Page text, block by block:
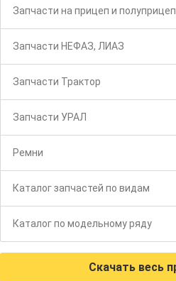
Запчасти на прицеп и полуприцеп
Запчасти НЕФАЗ, ЛИАЗ
Запчасти Трактор
Запчасти УРАЛ
Ремни
Каталог запчастей по видам
Каталог по модельному ряду
Скачать весь